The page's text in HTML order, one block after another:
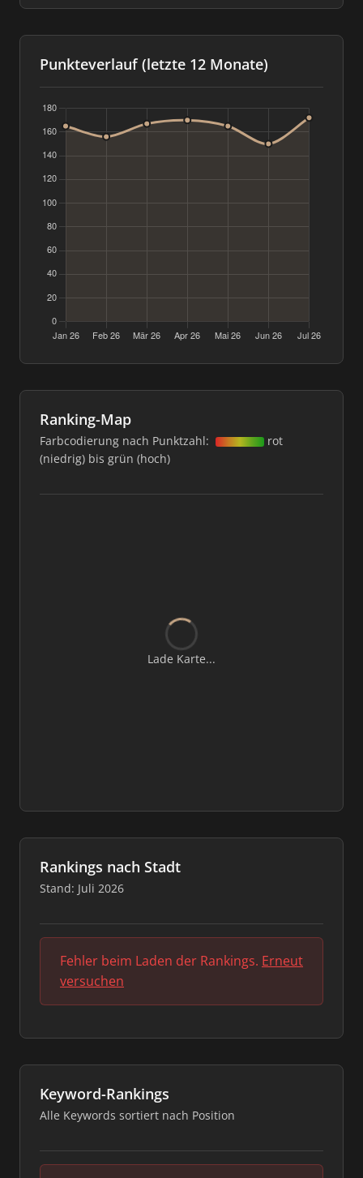
Punkteverlauf (letzte 12 Monate)
Ranking-Map
Farbcodierung nach Punktzahl:
rot
(niedrig) bis grün (hoch)
Lade Karte...
Rankings nach Stadt
Stand: Juli 2026
Fehler beim Laden der Rankings. Erneut
versuchen
Keyword-Rankings
Alle Keywords sortiert nach Position